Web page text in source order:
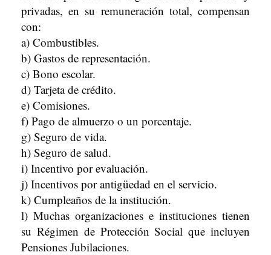
privadas, en su remuneración total, compensan
con:
a) Combustibles.
b) Gastos de representación.
c) Bono escolar.
d) Tarjeta de crédito.
e) Comisiones.
f) Pago de almuerzo o un porcentaje.
g) Seguro de vida.
h) Seguro de salud.
i) Incentivo por evaluación.
j) Incentivos por antigüedad en el servicio.
k) Cumpleaños de la institución.
l) Muchas organizaciones e instituciones tienen
su Régimen de Protección Social que incluyen
Pensiones Jubilaciones.